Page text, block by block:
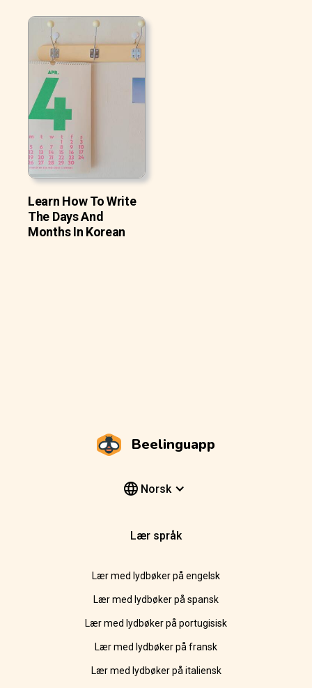
Learn How To Write
The Days And
Months In Korean
Beelinguapp
Norsk
Lær språk
Lær med lydbøker på engelsk
Lær med lydbøker på spansk
Lær med lydbøker på portugisisk
Lær med lydbøker på fransk
Lær med lydbøker på italiensk